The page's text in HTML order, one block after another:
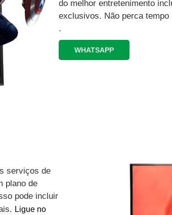
do melhor entretenimento
exclusivos.‍ Não perca
.
WHATSAPP
serviços de
plano de
pode incluir
Ligue no